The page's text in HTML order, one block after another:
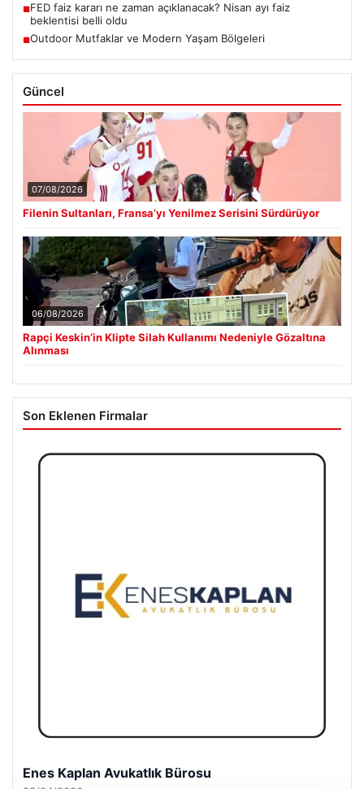
■FED faiz kararı ne zaman açıklanacak? Nisan ayı faiz
beklentisi belli oldu
■Outdoor Mutfaklar ve Modern Yaşam Bölgeleri
Güncel
07/08/2026
Filenin Sultanları, Fransa’yı Yenilmez Serisini Sürdürüyor
06/08/2026
Rapçi Keskin’in Klipte Silah Kullanımı Nedeniyle Gözaltına
Alınması
Son Eklenen Firmalar
Enes Kaplan Avukatlık Bürosu